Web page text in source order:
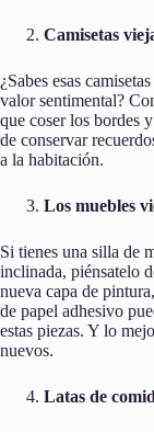
Camisetas
¿Sabes esas
valor sentimental?
que coser los bordes
de conservar
a la habitación.
Los muebles
Si tienes una silla de
inclinada, piénsatelo
nueva capa de
de papel adhesivo
estas piezas. Y lo
nuevos.
Latas de